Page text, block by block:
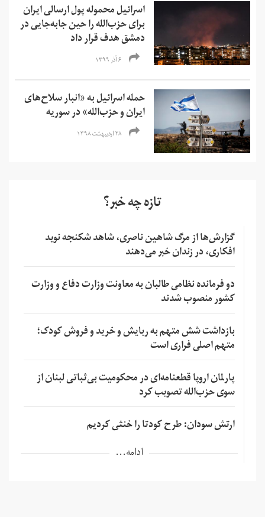
اسرائیل محموله پول ارسالی ایران
برای حزب‌الله را حین جابه‌جایی در
دمشق هدف قرار داد
۶ آذر ۱۳۹۹
حمله اسرائیل به «‌انبار سلاح‌های
ایران و حزب‌الله» در سوریه
۲۸ اردیبهشت ۱۳۹۸
تازه چه خبر؟
گزارش‌ها از مرگ شاهین ناصری، شاهد شکنجه نوید
افکاری، در زندان خبر می‌دهند
دو فرمانده نظامی طالبان به معاونت وزارت دفاع و وزارت
کشور منصوب شدند
بازداشت شش متهم به ربایش و خرید و فروش کودک؛
متهم اصلی فراری است
پارلمان اروپا قطعنامه‌ای در محکومیت بی‌ثباتی لبنان از
سوی حزب‌الله تصویب کرد
ارتش سودان: طرح کودتا را خنثی کردیم
ادامه...